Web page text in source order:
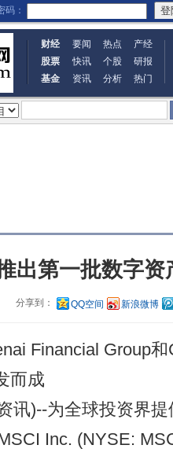
码：
财经 要闻 热点
产经
股票
快讯 个股
研报
基金
资讯 分析 热门
出第一批数字资
分享到： QQ空间 新浪微博
Financial Group和
而成
)--为全球投资界提
Inc. (NYSE: